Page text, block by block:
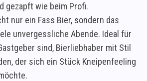
gezapft wie beim Profi.
nur ein Fass Bier, sondern das
unvergessliche Abende. Ideal für
sind, Bierliebhaber mit Stil
der sich ein Stück Kneipenfeeling